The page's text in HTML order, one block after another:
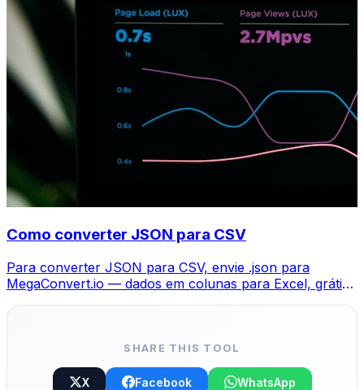
Como converter JSON para CSV
Para converter JSON para CSV, envie .json para
MegaConvert.io — dados em colunas para Excel, grátis,
SHARE THIS TOOL
X Facebook WhatsApp